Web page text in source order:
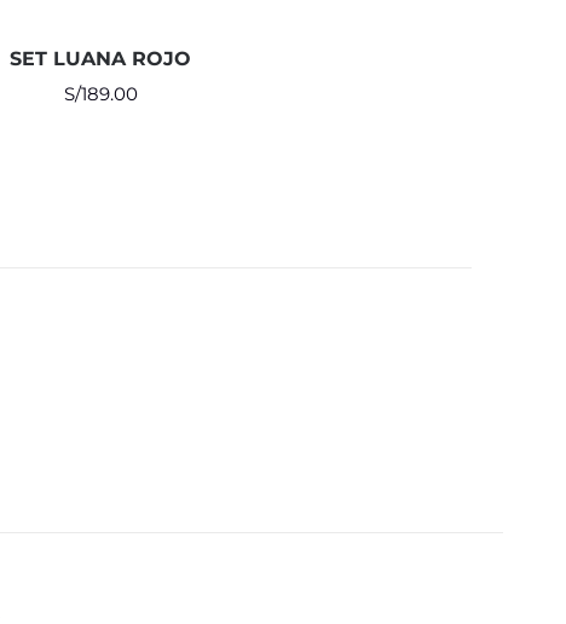
SET LUANA ROJO
S/189.00